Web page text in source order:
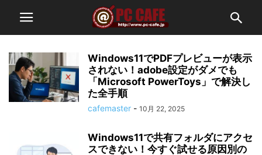
Windows11でPDFプレビューが表示
されない！adobe設定がダメでも
「Microsoft PowerToys」で解決し
た全手順
cafemaster - 10月 22, 2025
Windows11で共有フォルダにアクセ
スできない！今すぐ試せる原因別の